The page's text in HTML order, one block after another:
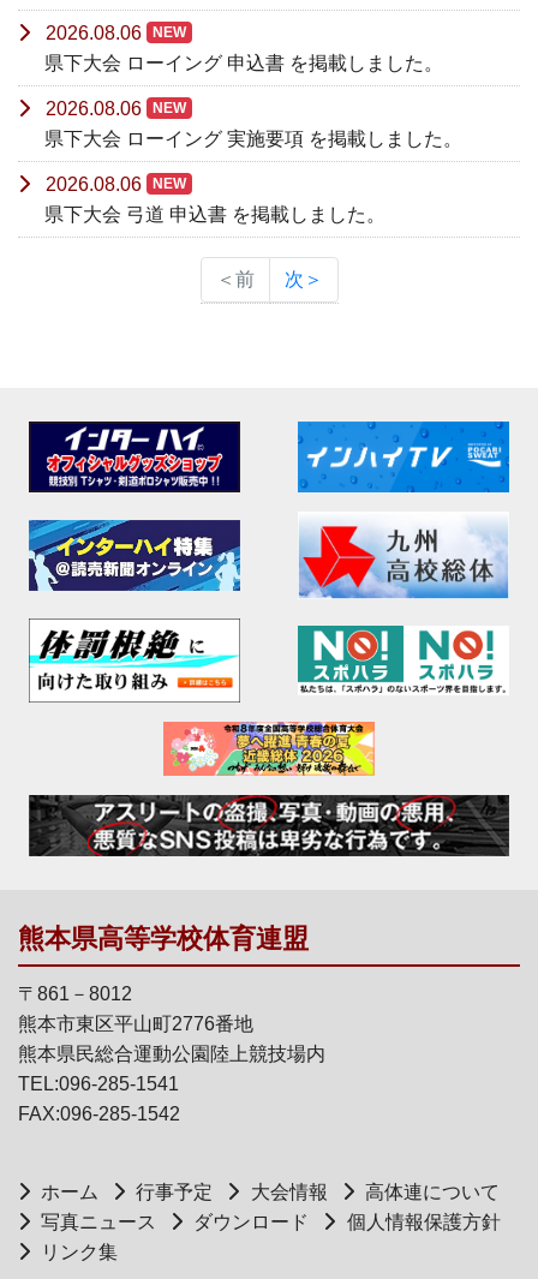
2026.08.06 NEW
県下大会 ローイング 申込書 を掲載しました。
2026.08.06 NEW
県下大会 ローイング 実施要項 を掲載しました。
2026.08.06 NEW
県下大会 弓道 申込書 を掲載しました。
＜前 次＞
熊本県高等学校体育連盟
〒861－8012
熊本市東区平山町2776番地
熊本県民総合運動公園陸上競技場内
TEL:096-285-1541
FAX:096-285-1542
ホーム 行事予定 大会情報
高体連について
写真ニュース
ダウンロード
個人情報保護方針
リンク集